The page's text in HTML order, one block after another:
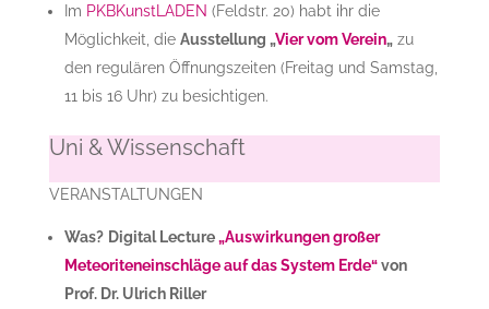
Im PKBKunstLADEN (Feldstr. 20) habt ihr die
Möglichkeit, die Ausstellung „Vier vom Verein„zu
den regulären Öffnungszeiten (Freitag und Samstag,
11 bis 16 Uhr) zu besichtigen.
Uni & Wissenschaft
VERANSTALTUNGEN
Was? Digital Lecture„Auswirkungen großer
Meteoriteneinschläge auf das System Erde“von
Prof. Dr. Ulrich Riller